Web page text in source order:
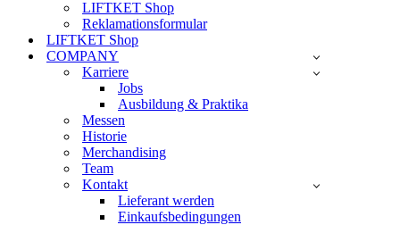
LIFTKET Shop
Reklamationsformular
LIFTKET Shop
COMPANY
Karriere
Jobs
Ausbildung & Praktika
Messen
Historie
Merchandising
Team
Kontakt
Lieferant werden
Einkaufsbedingungen